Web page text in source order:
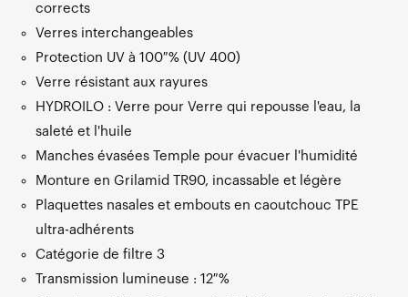
corrects
Verres interchangeables
Protection UV à 100 % (UV 400)
Verre résistant aux rayures
HYDROILO : Verre pour Verre qui repousse l'eau, la
saleté et l'huile
Manches évasées Temple pour évacuer l'humidité
Monture en Grilamid TR90, incassable et légère
Plaquettes nasales et embouts en caoutchouc TPE
ultra-adhérents
Catégorie de filtre 3
Transmission lumineuse : 12 %